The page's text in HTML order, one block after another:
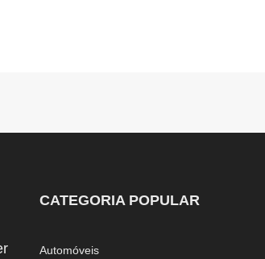
CATEGORIA POPULAR
Automóveis